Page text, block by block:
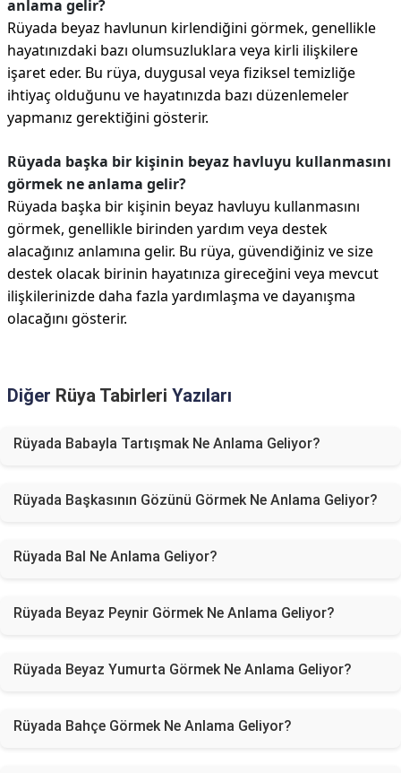
anlama gelir?
Rüyada beyaz havlunun kirlendiğini görmek, genellikle
hayatınızdaki bazı olumsuzluklara veya kirli ilişkilere
işaret eder. Bu rüya, duygusal veya fiziksel temizliğe
ihtiyaç olduğunu ve hayatınızda bazı düzenlemeler
yapmanız gerektiğini gösterir.
Rüyada başka bir kişinin beyaz havluyu kullanmasını
görmek ne anlama gelir?
Rüyada başka bir kişinin beyaz havluyu kullanmasını
görmek, genellikle birinden yardım veya destek
alacağınız anlamına gelir. Bu rüya, güvendiğiniz ve size
destek olacak birinin hayatınıza gireceğini veya mevcut
ilişkilerinizde daha fazla yardımlaşma ve dayanışma
olacağını gösterir.
Diğer Rüya Tabirleri Yazıları
Rüyada Babayla Tartışmak Ne Anlama Geliyor?
Rüyada Başkasının Gözünü Görmek Ne Anlama Geliyor?
Rüyada Bal Ne Anlama Geliyor?
Rüyada Beyaz Peynir Görmek Ne Anlama Geliyor?
Rüyada Beyaz Yumurta Görmek Ne Anlama Geliyor?
Rüyada Bahçe Görmek Ne Anlama Geliyor?